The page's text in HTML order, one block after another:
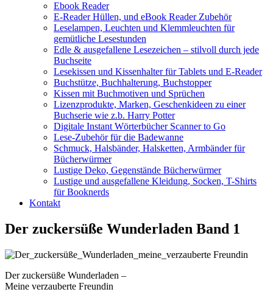
Ebook Reader
E-Reader Hüllen, und eBook Reader Zubehör
Leselampen, Leuchten und Klemmleuchten für
gemütliche Lesestunden
Edle & ausgefallene Lesezeichen – stilvoll durch jede
Buchseite
Lesekissen und Kissenhalter für Tablets und E-Reader
Buchstütze, Buchhalterung, Buchstopper
Kissen mit Buchmotiven und Sprüchen
Lizenzprodukte, Marken, Geschenkideen zu einer
Buchserie wie z.b. Harry Potter
Digitale Instant Wörterbücher Scanner to Go
Lese-Zubehör für die Badewanne
Schmuck, Halsbänder, Halsketten, Armbänder für
Bücherwürmer
Lustige Deko, Gegenstände Bücherwürmer
Lustige und ausgefallene Kleidung, Socken, T-Shirts
für Booknerds
Kontakt
Der zuckersüße Wunderladen Band 1
Der zuckersüße Wunderladen –
Meine verzauberte Freundin